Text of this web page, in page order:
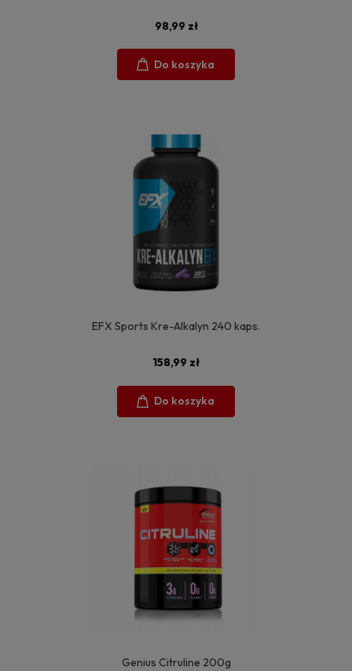
98,99 zł
Do koszyka
EFX Sports Kre-Alkalyn 240 kaps.
158,99 zł
Do koszyka
Genius Citruline 200g